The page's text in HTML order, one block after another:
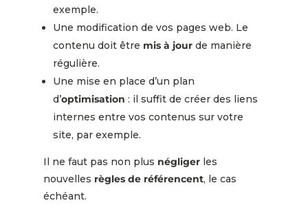
exemple.
Une modification de vos pages web. Le
contenu doit être mis à jourde manière
régulière.
Une mise en place d’un plan
d’optimisation : il suffit de créer des liens
internes entre vos contenus sur votre
site, par exemple.
Il ne faut pas non plus négligerles
nouvelles règles de référencent, le cas
échéant.